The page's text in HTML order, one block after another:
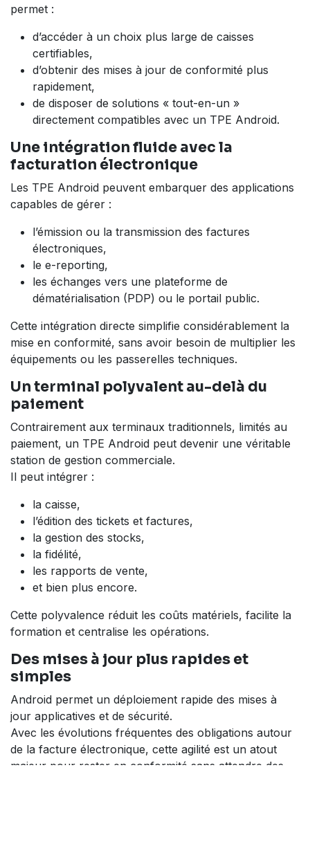
permet :
d’accéder à un choix plus large de caisses
certifiables,
d’obtenir des mises à jour de conformité plus
rapidement,
de disposer de solutions « tout-en-un »
directement compatibles avec un TPE Android.
Une intégration fluide avec la
facturation électronique
Les TPE Android peuvent embarquer des applications
capables de gérer :
l’émission ou la transmission des factures
électroniques,
le e-reporting,
les échanges vers une plateforme de
dématérialisation (PDP) ou le portail public.
Cette intégration directe simplifie considérablement la
mise en conformité, sans avoir besoin de multiplier les
équipements ou les passerelles techniques.
Un terminal polyvalent au-delà du
paiement
Contrairement aux terminaux traditionnels, limités au
paiement, un TPE Android peut devenir une véritable
station de gestion commerciale.
Il peut intégrer :
la caisse,
l’édition des tickets et factures,
la gestion des stocks,
la fidélité,
les rapports de vente,
et bien plus encore.
Cette polyvalence réduit les coûts matériels, facilite la
formation et centralise les opérations.
Des mises à jour plus rapides et
simples
Android permet un déploiement rapide des mises à
jour applicatives et de sécurité.
Avec les évolutions fréquentes des obligations autour
de la facture électronique, cette agilité est un atout
majeur pour rester en conformité sans attendre des